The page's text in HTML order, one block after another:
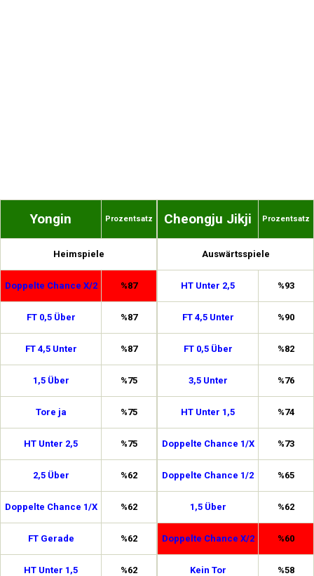
Yongin Prozentsatz
Heimspiele
Doppelte Chance X/2 %87
FT 0,5 Über %87
FT 4,5 Unter %87
1,5 Über %75
Tore ja %75
HT Unter 2,5 %75
2,5 Über %62
Doppelte Chance 1/X %62
FT Gerade %62
HT Unter 1,5 %62
Cheongju Jikji Prozentsatz
Auswärtsspiele
HT Unter 2,5 %93
FT 4,5 Unter %90
FT 0,5 Über %82
3,5 Unter %76
HT Unter 1,5 %74
Doppelte Chance 1/X %73
Doppelte Chance 1/2 %65
1,5 Über %62
Doppelte Chance X/2 %60
Kein Tor %58